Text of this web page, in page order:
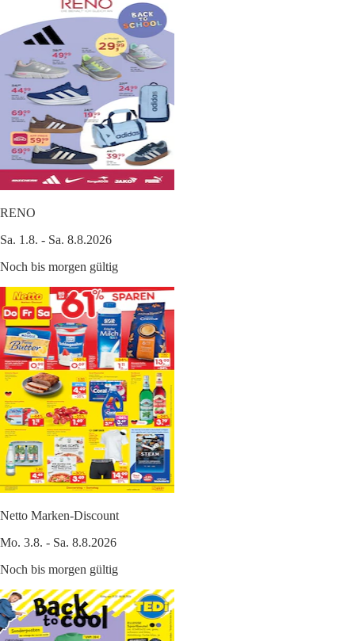
RENO
Sa. 1.8. - Sa. 8.8.2026
Noch bis morgen gültig
Netto Marken-Discount
Mo. 3.8. - Sa. 8.8.2026
Noch bis morgen gültig